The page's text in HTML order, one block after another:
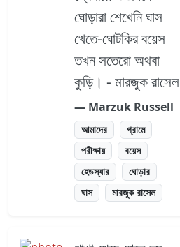
ঘোড়ারা শেখেনি ঘাস
খেতে-ঘোটকির বয়েস
তখন সতেরো অথবা
কুড়ি। - মারজুক রাসেল
― Marzuk Russell
আমাদের
গ্রামে
পরীক্ষায়
বয়েস
হেডস্যার
ঘোড়ার
ঘাস
মারজুক রাসেল